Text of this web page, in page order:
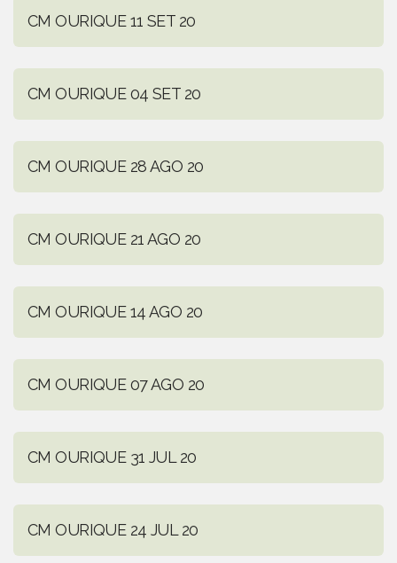
CM OURIQUE 11 SET 20
CM OURIQUE 04 SET 20
CM OURIQUE 28 AGO 20
CM OURIQUE 21 AGO 20
CM OURIQUE 14 AGO 20
CM OURIQUE 07 AGO 20
CM OURIQUE 31 JUL 20
CM OURIQUE 24 JUL 20